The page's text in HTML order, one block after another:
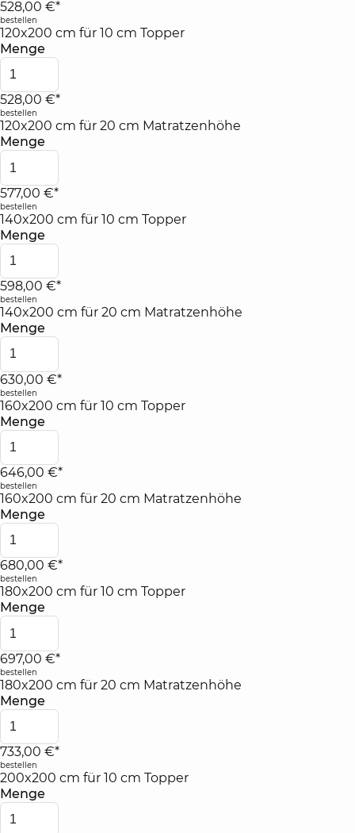
528,00 €*
bestellen
120x200 cm für 10 cm Topper
Menge
528,00 €*
bestellen
120x200 cm für 20 cm Matratzenhöhe
Menge
577,00 €*
bestellen
140x200 cm für 10 cm Topper
Menge
598,00 €*
bestellen
140x200 cm für 20 cm Matratzenhöhe
Menge
630,00 €*
bestellen
160x200 cm für 10 cm Topper
Menge
646,00 €*
bestellen
160x200 cm für 20 cm Matratzenhöhe
Menge
680,00 €*
bestellen
180x200 cm für 10 cm Topper
Menge
697,00 €*
bestellen
180x200 cm für 20 cm Matratzenhöhe
Menge
733,00 €*
bestellen
200x200 cm für 10 cm Topper
Menge